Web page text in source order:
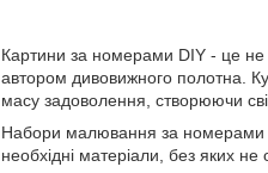
Картини за номерами DIY - це не
автором дивовижного полотна.
масу задоволення, створюючи
Набори малювання за номерами
необхідні матеріали, без яких